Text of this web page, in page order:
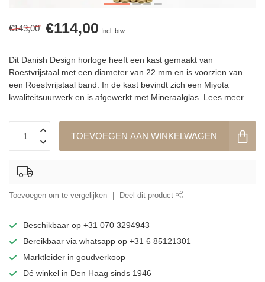
€143,00 €114,00 Incl. btw
Dit Danish Design horloge heeft een kast gemaakt van
Roestvrijstaal met een diameter van 22 mm en is voorzien van
een Roestvrijstaal band. In de kast bevindt zich een Miyota
kwaliteitsuurwerk en is afgewerkt met Mineraalglas. Lees meer.
TOEVOEGEN AAN WINKELWAGEN
Toevoegen om te vergelijken Deel dit product
Beschikbaar op +31 070 3294943
Bereikbaar via whatsapp op +31 6 85121301
Marktleider in goudverkoop
Dé winkel in Den Haag sinds 1946